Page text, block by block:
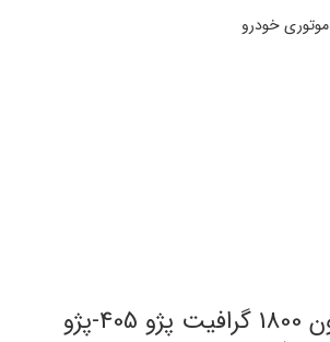
موتوری خودرو
بوش و پیستون 1800 گرافیت پژو 405-پژو